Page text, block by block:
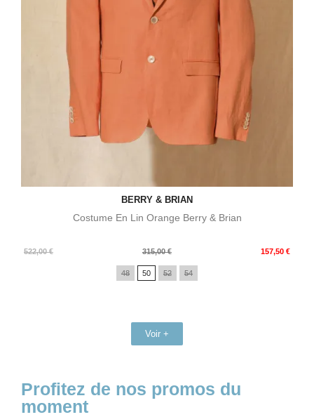
BERRY & BRIAN
Costume En Lin Orange Berry & Brian
522,00 €
Prix
315,00 € 157,50 €
Prix
48 50 52 54
Voir +
Profitez de nos promos du
moment